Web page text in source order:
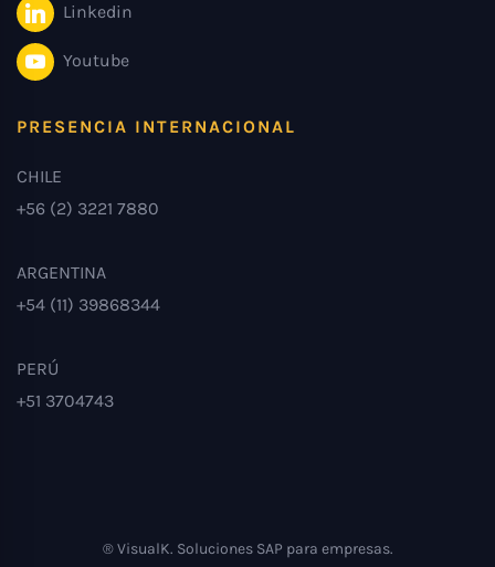
Linkedin
Youtube
PRESENCIA INTERNACIONAL
CHILE
+56 (2) 3221 7880
ARGENTINA
+54 (11) 39868344
PERÚ
+51 3704743
® VisualK. Soluciones SAP para empresas.